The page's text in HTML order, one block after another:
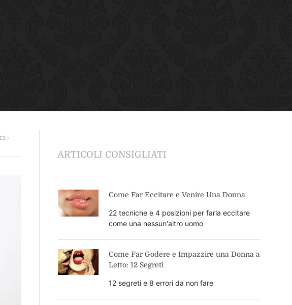
)
ARTICOLI CONSIGLIATI
Come Far Eccitare e Venire Una Donna
22 tecniche e 4 posizioni per farla eccitare
come una nessun'altro uomo
Come Far Godere e Impazzire una Donna a
Letto: 12 Segreti
12 segreti e 8 errori da non fare